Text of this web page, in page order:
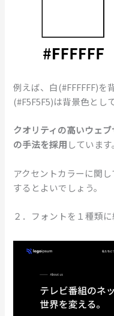
例えば、白(#FFFFFF)を
(#F5F5F5)は背景色とし
クオリティの高いウェ
の手法を採用しています。
アクセントカラーに関
するとよいでしょう。
２．フォントを１種類に